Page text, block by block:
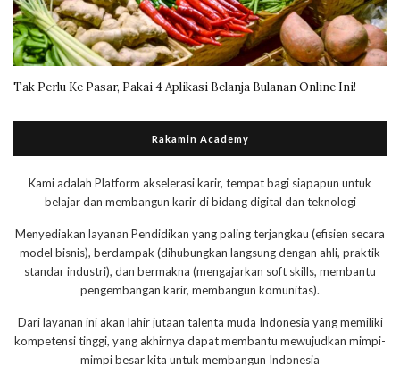
Tak Perlu Ke Pasar, Pakai 4 Aplikasi Belanja Bulanan Online Ini!
Rakamin Academy
Kami adalah Platform akselerasi karir, tempat bagi siapapun untuk
belajar dan membangun karir di bidang digital dan teknologi
Menyediakan layanan Pendidikan yang paling terjangkau (efisien secara
model bisnis), berdampak (dihubungkan langsung dengan ahli, praktik
standar industri), dan bermakna (mengajarkan soft skills, membantu
pengembangan karir, membangun komunitas).
Dari layanan ini akan lahir jutaan talenta muda Indonesia yang memiliki
kompetensi tinggi, yang akhirnya dapat membantu mewujudkan mimpi-
mimpi besar kita untuk membangun Indonesia